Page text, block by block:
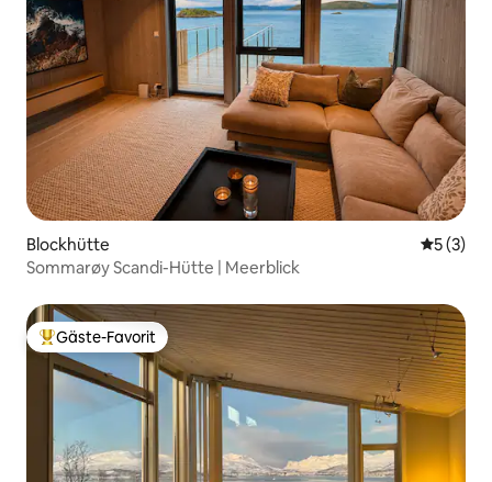
Blockhütte
5 (3)
Sommarøy Scandi-Hütte | Meerblick
Beliebter Gäste-Favorit.
Gäste-Favorit